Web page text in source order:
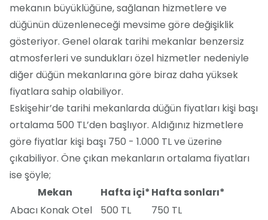
mekanın büyüklüğüne, sağlanan hizmetlere ve
düğünün düzenleneceği mevsime göre değişiklik
gösteriyor. Genel olarak tarihi mekanlar benzersiz
atmosferleri ve sundukları özel hizmetler nedeniyle
diğer düğün mekanlarına göre biraz daha yüksek
fiyatlara sahip olabiliyor.
Eskişehir’de tarihi mekanlarda düğün fiyatları kişi başı
ortalama 500 TL’den başlıyor. Aldığınız hizmetlere
göre fiyatlar kişi başı 750 - 1.000 TL ve üzerine
çıkabiliyor. Öne çıkan mekanların ortalama fiyatları
ise şöyle;
Mekan
Hafta içi* Hafta sonları*
Abacı Konak Otel
500 TL
750 TL